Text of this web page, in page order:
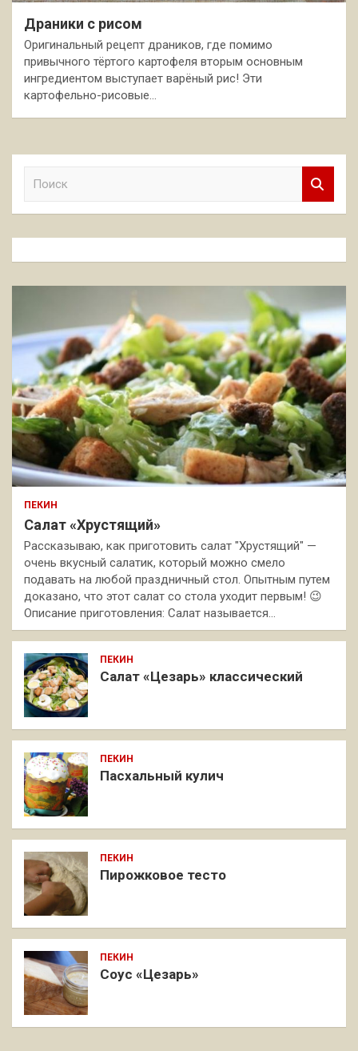
Драники с рисом
Оригинальный рецепт драников, где помимо
привычного тёртого картофеля вторым основным
ингредиентом выступает варёный рис! Эти
картофельно-рисовые…
к
ПЕКИН
Салат «Хрустящий»
Рассказываю, как приготовить салат "Хрустящий" —
очень вкусный салатик, который можно смело
подавать на любой праздничный стол. Опытным путем
доказано, что этот салат со стола уходит первым! 😉
Описание приготовления: Салат называется…
ПЕКИН
Салат «Цезарь» классический
ПЕКИН
Пасхальный кулич
ПЕКИН
Пирожковое тесто
ПЕКИН
Соус «Цезарь»